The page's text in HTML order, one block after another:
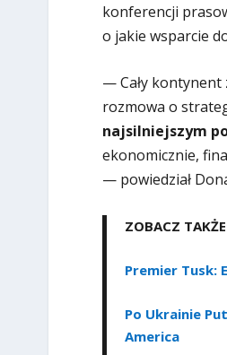
konferencji
o jakie wsparcie
— Cały kontynent
rozmowa o
najsilniejszym
ekonomicznie,
— powiedział
ZOBACZ
Premier Tusk:
Po Ukrainie
America